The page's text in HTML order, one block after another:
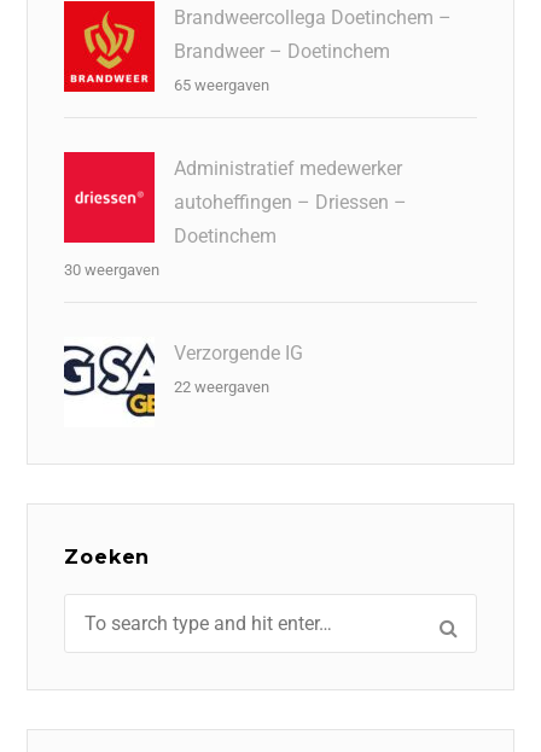
Brandweercollega Doetinchem –
Brandweer – Doetinchem
65 weergaven
Administratief medewerker
autoheffingen – Driessen –
Doetinchem
30 weergaven
Verzorgende IG
22 weergaven
Zoeken